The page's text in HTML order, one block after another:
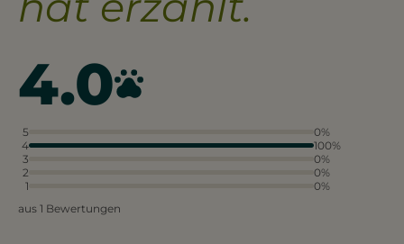
4.0
5
0%
4
100%
3
0%
2
0%
1
0%
aus 1 Bewertungen